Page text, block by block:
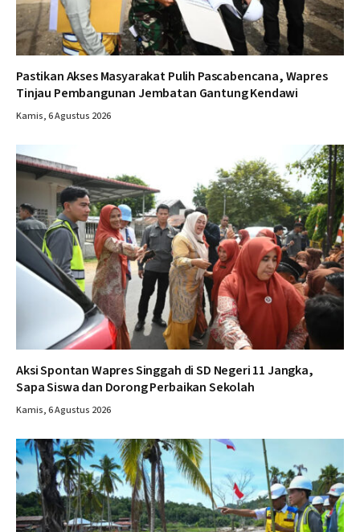
Pastikan Akses Masyarakat Pulih Pascabencana, Wapres
Tinjau Pembangunan Jembatan Gantung Kendawi
Kamis, 6 Agustus 2026
Aksi Spontan Wapres Singgah di SD Negeri 11 Jangka,
Sapa Siswa dan Dorong Perbaikan Sekolah
Kamis, 6 Agustus 2026